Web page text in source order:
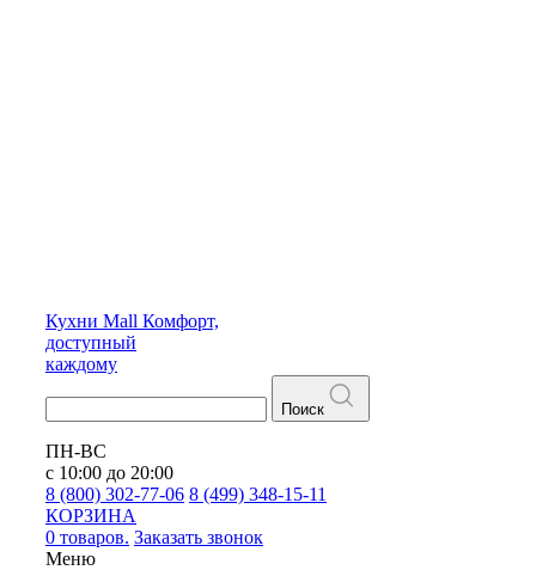
Кухни Mall Комфорт,
доступный
каждому
Поиск
ПН-ВС
с 10:00 до 20:00
8 (800) 302-77-06 8 (499) 348-15-11
КОРЗИНА
0 товаров. Заказать звонок
Меню